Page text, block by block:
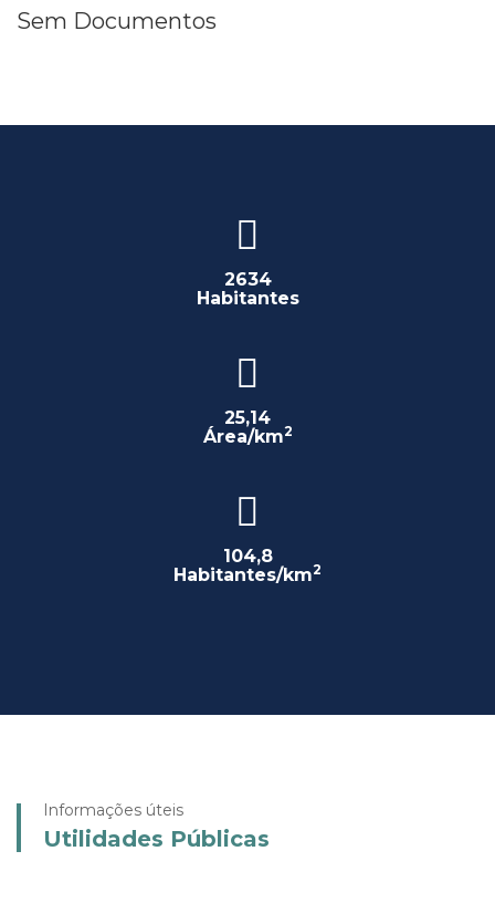
Sem Documentos
2634
Habitantes
25,14
Área/km2
104,8
Habitantes/km2
Informações úteis
Utilidades Públicas